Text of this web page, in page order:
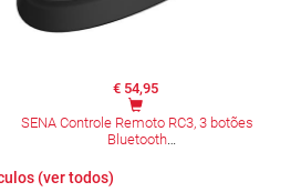
€ 54,95
SENA Controle Remoto RC3, 3 botões
Bluetooth
(ver todos)